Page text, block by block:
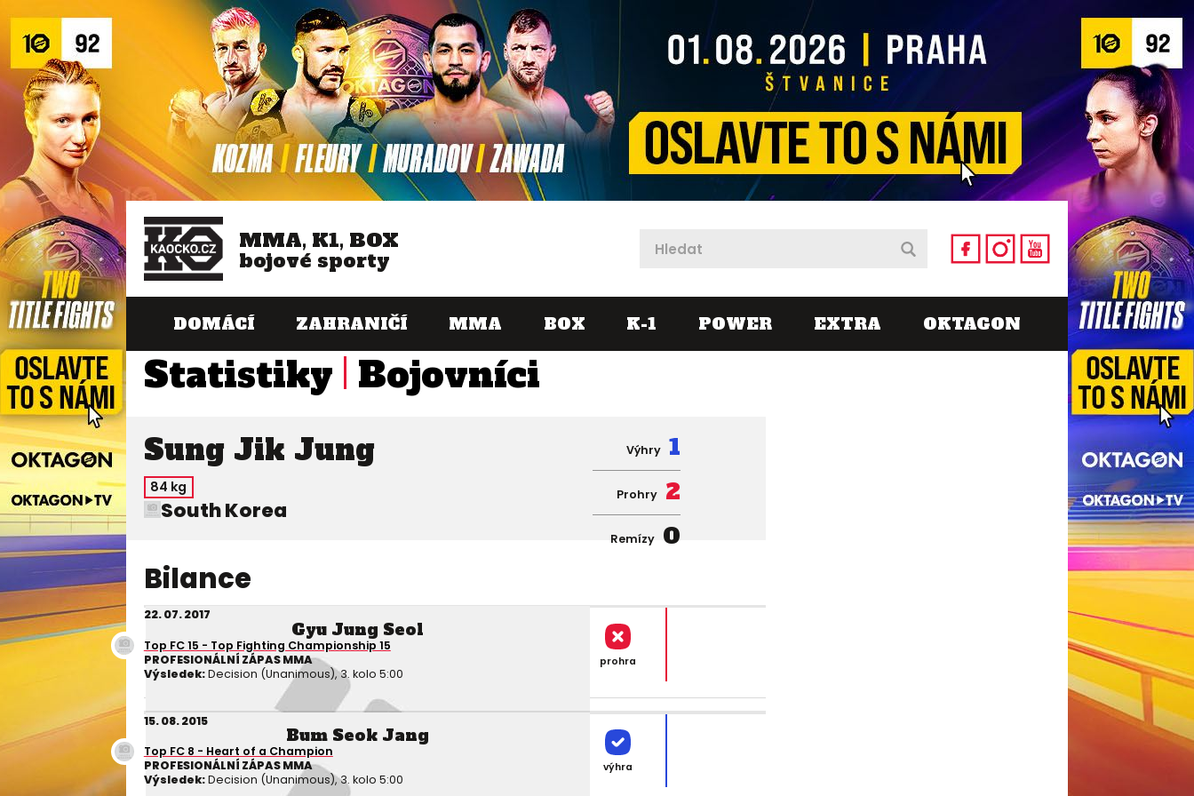
MMA, K1, BOX
bojové sporty
DOMÁCÍ ZAHRANIČÍ MMA BOX K-1 POWER EXTRA OKTAGON
Statistiky Bojovníci
Sung Jik Jung
84 kg
South Korea
Výhry 1
Prohry 2
Remízy 0
Bilance
22. 07. 2017
Gyu Jung Seol
Top FC 15 - Top Fighting Championship 15
PROFESIONÁLNÍ ZÁPAS MMA
Výsledek:Decision (Unanimous), 3. kolo 5:00
prohra
15. 08. 2015
Bum Seok Jang
Top FC 8 - Heart of a Champion
PROFESIONÁLNÍ ZÁPAS MMA
Výsledek:Decision (Unanimous), 3. kolo 5:00
výhra